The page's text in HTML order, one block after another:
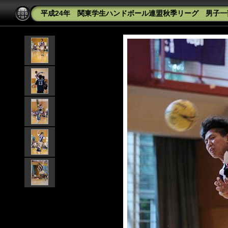
平成24年 関東学生ハンドボール連盟秋季リーグ 男子